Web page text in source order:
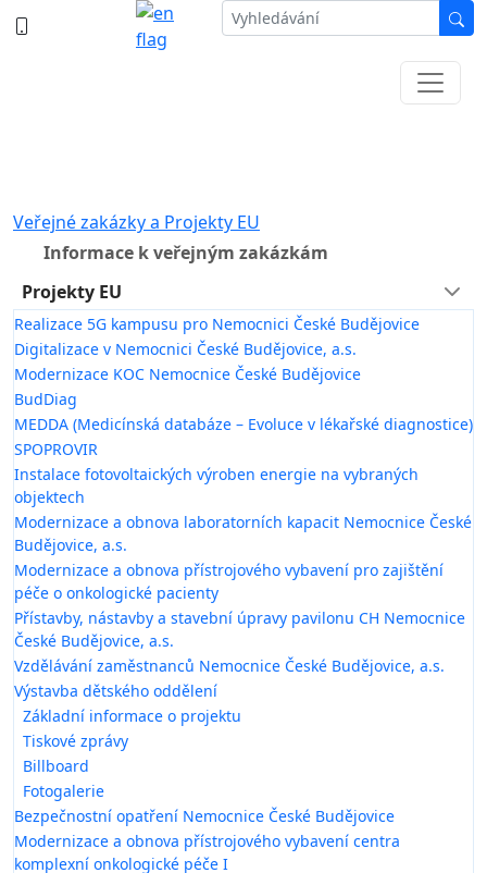
Veřejné zakázky a Projekty EU
Informace k veřejným zakázkám
Projekty EU
Realizace 5G kampusu pro Nemocnici České Budějovice
Digitalizace v Nemocnici České Budějovice, a.s.
Modernizace KOC Nemocnice České Budějovice
BudDiag
MEDDA (Medicínská databáze – Evoluce v lékařské diagnostice)
SPOPROVIR
Instalace fotovoltaických výroben energie na vybraných
objektech
Modernizace a obnova laboratorních kapacit Nemocnice České
Budějovice, a.s.
Modernizace a obnova přístrojového vybavení pro zajištění
péče o onkologické pacienty
Přístavby, nástavby a stavební úpravy pavilonu CH Nemocnice
České Budějovice, a.s.
Vzdělávání zaměstnanců Nemocnice České Budějovice, a.s.
Výstavba dětského oddělení
Základní informace o projektu
Tiskové zprávy
Billboard
Fotogalerie
Bezpečnostní opatření Nemocnice České Budějovice
Modernizace a obnova přístrojového vybavení centra
komplexní onkologické péče I